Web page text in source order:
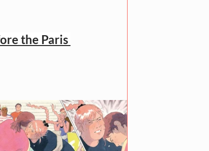
the Paris